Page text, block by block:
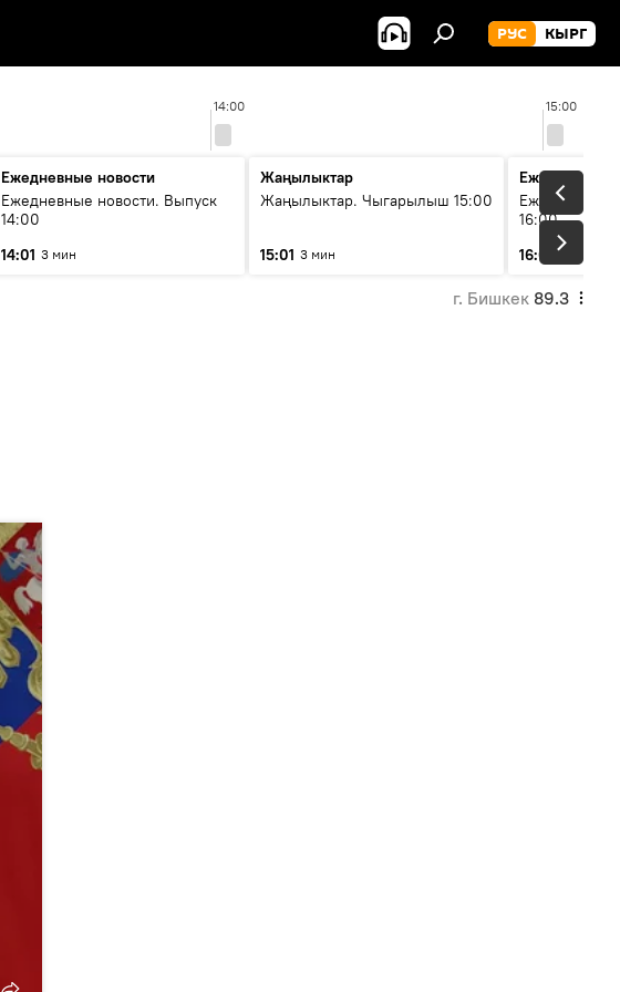
РУС КЫРГ
14:00 15:00
Ежедневные новости
Ежедневные новости. Выпуск
14:00
14:01 3 мин
Жаңылыктар
Жаңылыктар. Чыгарылыш 15:00
15:01 3 мин
Ежедневные
Ежедневные
16:00
16:01
3 мин
г. Бишкек 89.3